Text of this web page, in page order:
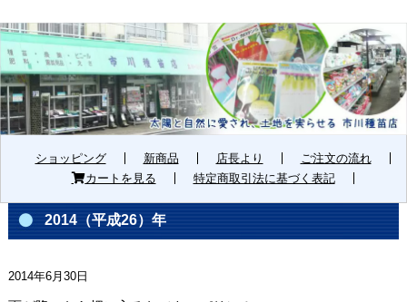
ホーム
ら
お勧め商品 お知らせ 店舗概要
ショッピング 新商品 店長より
ご注文の流れ
カートを見る
特定商取引法に基づく表記
2014（平成26）年
2014年6月30日